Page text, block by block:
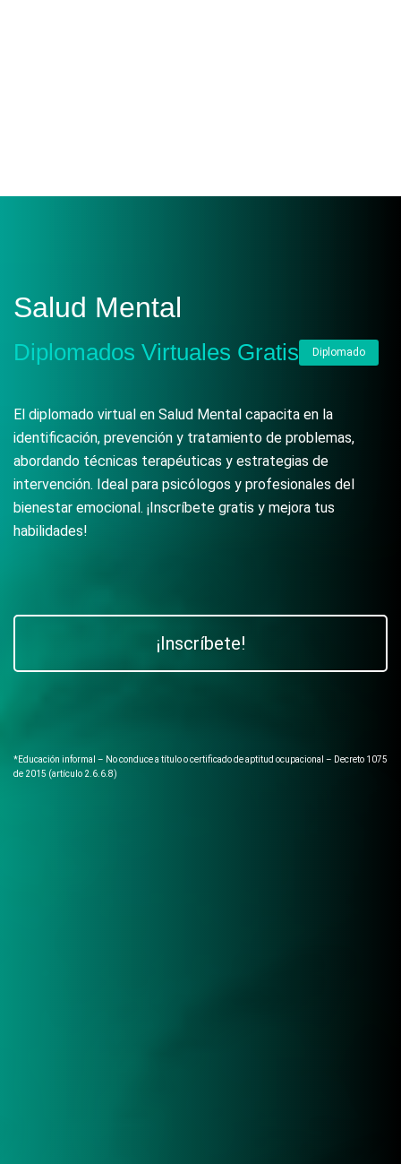
Salud Mental
Diplomados Virtuales Gratis Diplomado
El diplomado virtual en Salud Mental capacita en la
identificación, prevención y tratamiento de problemas,
abordando técnicas terapéuticas y estrategias de
intervención. Ideal para psicólogos y profesionales del
bienestar emocional. ¡Inscríbete gratis y mejora tus
habilidades!
¡Inscríbete!
*Educación informal – No conduce a título o certificado de aptitud ocupacional – Decreto 1075
de 2015 (artículo 2.6.6.8)